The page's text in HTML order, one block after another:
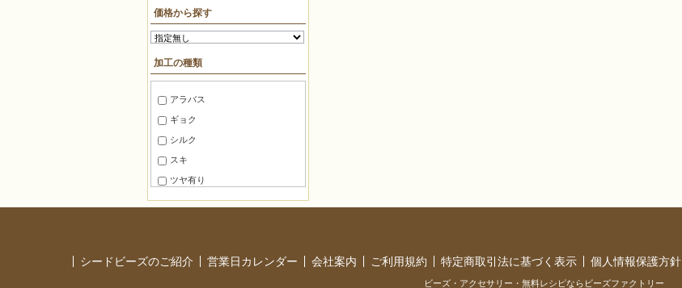
10mm～15mm
15mm～20mm
20mm～30mm
30mm～40mm
40mm～50mm
50mm～60mm
60mm～80mm
80mm 以上
徳用パック約100g
ＢＦパック約7g
糸通しビーズ約75cm
糸通しビーズ約1m
糸通しビーズ約5m
糸通しビーズ約10m
マルケース約3g
角ケース約20g
徳用パック100
バラ
価格から探す
加工の種類
アラバス
ギョク
シルク
スキ
ツヤ有り
ツヤ消し
レインボー
シードビーズのご紹介 営業日カレンダー 会社案内 ご利用規約 特定商取引法に基づく表示 個人情報保護方針
ビーズ・アクセサリー・無料レシピならビーズファクトリー